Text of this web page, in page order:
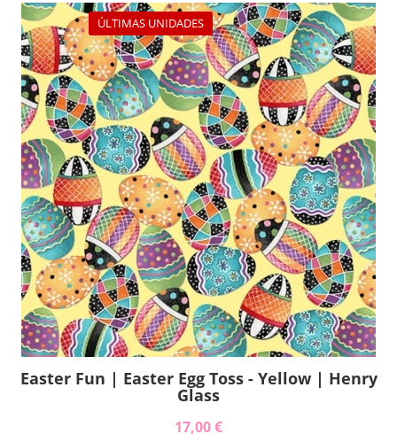
ÚLTIMAS UNIDADES
Easter Fun | Easter Egg Toss - Yellow | Henry
Glass
17,00 €